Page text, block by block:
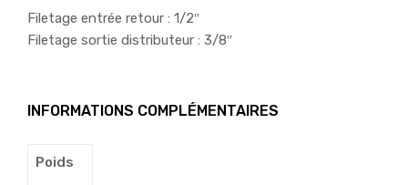
Filetage entrée retour : 1/2″
Filetage sortie distributeur : 3/8″
INFORMATIONS COMPLÉMENTAIRES
Poids